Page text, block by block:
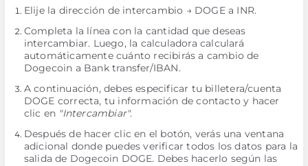
Elije la dirección de intercambio → DOGE a INR.
Completa la línea con la cantidad que deseas
intercambiar. Luego, la calculadora calculará
automáticamente cuánto recibirás a cambio de
Dogecoin a Bank transfer/IBAN.
A continuación, debes especificar tu billetera/cuenta
DOGE correcta, tu información de contacto y hacer
clic en "Intercambiar".
Después de hacer clic en el botón, verás una ventana
adicional donde puedes verificar todos los datos para la
salida de Dogecoin DOGE. Debes hacerlo según las